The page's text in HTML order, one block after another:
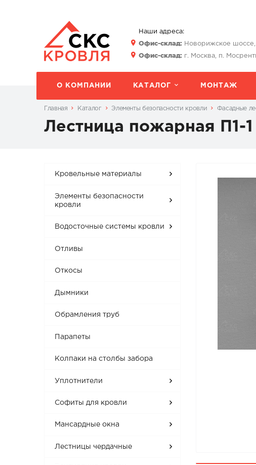
Наши адреса:
Офис-склад:Новорижское шоссе,
Офис-склад:г. Москва, п.
О КОМПАНИИ КАТАЛОГ МОНТАЖ
Главная Каталог Элементы безопасности кровли Фасадные
Лестница пожарная П1-
Кровельные материалы
Элементы безопасности
кровли
Водосточные системы кровли
Отливы
Откосы
Дымники
Обрамления труб
Парапеты
Колпаки на столбы забора
Уплотнители
Софиты для кровли
Мансардные окна
Лестницы чердачные